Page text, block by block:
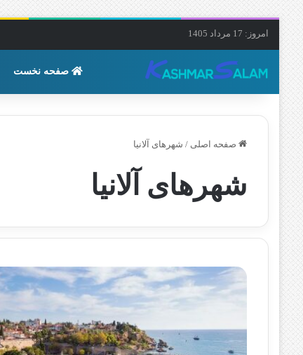
امروز: 17 مرداد 1405
صفحه نخست
صفحه اصلی / شهرهای آلانیا
شهرهای آلانیا